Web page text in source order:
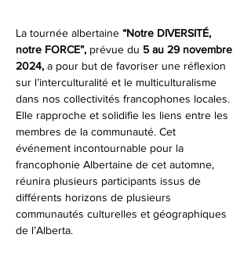
La tournée albertaine “Notre DIVERSITÉ,
notre FORCE”, prévue du 5 au 29 novembre
2024, a pour but de favoriser une réflexion
sur l’interculturalité et le multiculturalisme
dans nos collectivités francophones locales.
Elle rapproche et solidifie les liens entre les
membres de la communauté. Cet
événement incontournable pour la
francophonie Albertaine de cet automne,
réunira plusieurs participants issus de
différents horizons de plusieurs
communautés culturelles et géographiques
de l’Alberta.